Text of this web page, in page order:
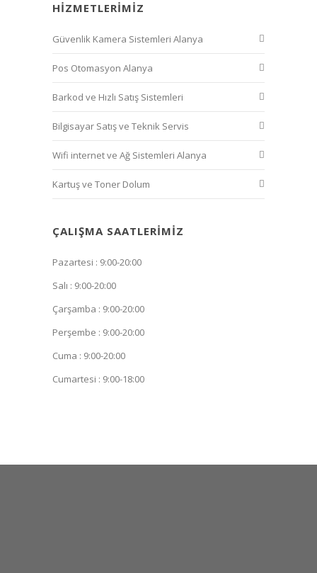
HIZMETLERIMIZ
Güvenlik Kamera Sistemleri Alanya
Pos Otomasyon Alanya
Barkod ve Hızlı Satış Sistemleri
Bilgisayar Satış ve Teknik Servis
Wifi internet ve Ağ Sistemleri Alanya
Kartuş ve Toner Dolum
ÇALIŞMA SAATLERIMIZ
Pazartesi : 9:00-20:00
Salı : 9:00-20:00
Çarşamba : 9:00-20:00
Perşembe : 9:00-20:00
Cuma : 9:00-20:00
Cumartesi : 9:00-18:00